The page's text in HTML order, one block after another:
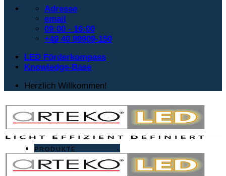
Adresse
email
09:00 - 16:00
+49 40 89909-150
LED Förderkompass
Knowledge-Base
Herzlich Willkommen!
PRODUKTE